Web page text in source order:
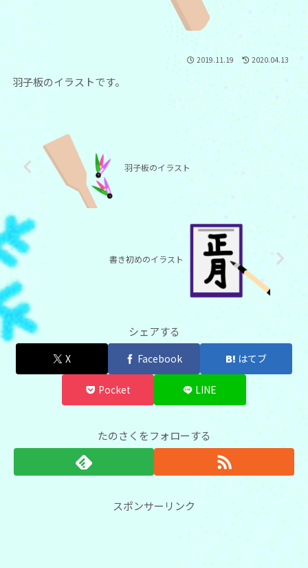
2019.11.19 2020.04.13
羽子板のイラストです。
羽子板のイラスト
書き初めのイラスト
シェアする
X Facebook はてブ
Pocket LINE
たのさくをフォローする
スポンサーリンク